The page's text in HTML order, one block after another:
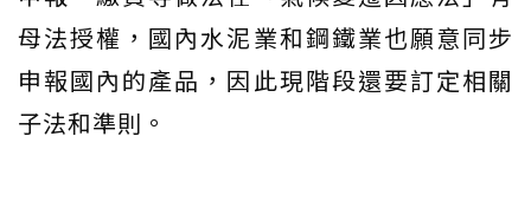
母法授權，國內水泥業和鋼鐵業也願意同步
申報國內的產品，因此現階段還要訂定相關
子法和準則。